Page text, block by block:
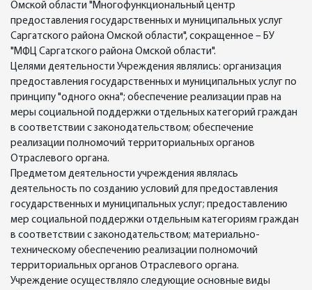
Омской области "Многофункциональный центр
предоставления государственных и муниципальных услуг
Саргатского района Омской области", сокращенное – БУ
"МФЦ Саргатского района Омской области".
Целями деятельности Учреждения являлись: организация
предоставления государственных и муниципальных услуг по
принципу "одного окна"; обеспечение реализации прав на
меры социальной поддержки отдельных категорий граждан
в соответствии с законодательством; обеспечение
реализации полномочий территориальных органов
Отраслевого органа.
Предметом деятельности учреждения являлась
деятельность по созданию условий для предоставления
государственных и муниципальных услуг; предоставлению
мер социальной поддержки отдельным категориям граждан
в соответствии с законодательством; материально-
техническому обеспечению реализации полномочий
территориальных органов Отраслевого органа.
Учреждение осуществляло следующие основные виды